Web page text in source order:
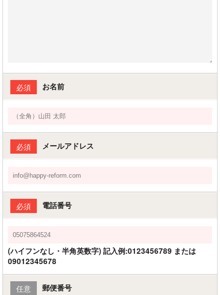
必須 お名前
必須 メールアドレス
必須 電話番号
(ハイフンなし・半角英数字) 記入例:0123456789 または
09012345678
任意 郵便番号